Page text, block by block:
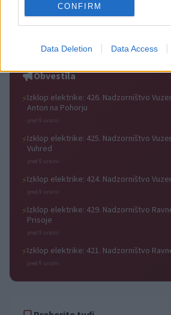
CONFIRM
Data Deletion Data Access
Jutri v Slovenj Gradcu
zvezdami: na Trgu svobode bo
Avgust
Obvestila
⚡Izklop elektrike: 426. Nadzorništvo
Anton na Pohorju
pred 9 urami
⚡Izklop elektrike: 425. Nadzorništvo
Vuhred
pred 9 urami
⚡Izklop elektrike: 424. Nadzorništvo
pred 9 urami
⚡Izklop elektrike: 429. Nadzorništvo
Prisoje
pred 9 urami
⚡Izklop elektrike: 421. Nadzorništvo
pred 9 urami